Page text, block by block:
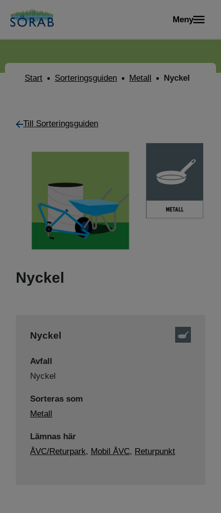
Meny
Start Sorteringsguiden Metall Nyckel
Till Sorteringsguiden
Nyckel
Nyckel
Avfall
Nyckel
Sorteras som
Metall
Lämnas här
ÅVC/Returpark, Mobil ÅVC, Returpunkt